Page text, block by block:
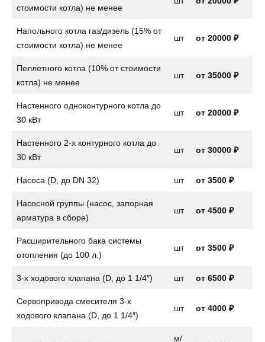
стоимости котла) не менее
Напольного котла газ/дизель (15% от
стоимости котла) не менее
шт от 20000 ₽
Пеллетного котла (10% от стоимости
котла) не менее
шт от 35000 ₽
Настенного одноконтурного котла до
30 кВт
шт от 20000 ₽
Настенного 2-х контурного котла до
30 кВт
шт от 30000 ₽
Насоса (D, до DN 32) шт от 3500 ₽
Насосной группы (насос, запорная
арматура в сборе)
шт от 4500 ₽
Расширительного бака системы
отопления (до 100 л.)
шт от 3500 ₽
3-х ходового клапана (D, до 1 1/4″) шт от 6500 ₽
Сервопривода смесителя 3-х
ходового клапана (D, до 1 1/4″)
шт от 4000 ₽
м/